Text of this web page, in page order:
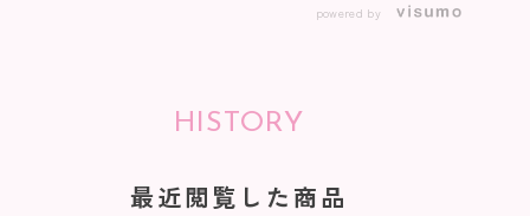
powered by
HISTORY
最近閲覧した商品